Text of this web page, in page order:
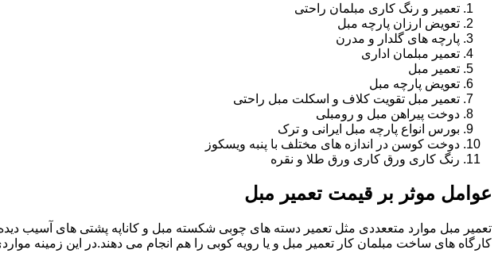
تعمیر و رنگ کاری مبلمان راحتی
تعویض ارزان پارچه مبل
پارچه های گلدار و مدرن
تعمیر مبلمان اداری
تعمیر مبل
تعویض پارچه مبل
تعمیر مبل تقویت کلاف و اسکلت مبل راحتی
دوخت پیراهن مبل و رومبلی
بورس انواع پارچه مبل ایرانی و ترک
دوخت کوسن در اندازه های مختلف با پنبه ویسکوز
رنگ کاری ورق کاری ورق طلا و نقره
عوامل موثر بر قیمت تعمیر مبل
تعمیر مبل موارد متععددی مثل تعمیر دسته های چوبی شکسته مبل و کاناپه پشتی های آسیب
کارگاه های ساخت مبلمان کار تعمیر مبل و یا رویه کوبی را هم انجام می دهند.در این زمینه